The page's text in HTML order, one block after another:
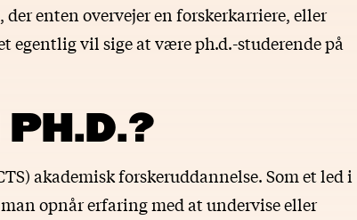
enten overvejer en forskerkarriere, eller
egentlig vil sige at være ph.d.-studerende på
PH.D.?
akademisk forskeruddannelse. Som et led i
opnår erfaring med at undervise eller